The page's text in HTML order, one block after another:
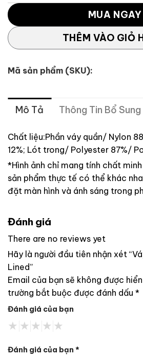
THÊM VÀO GIỎ
MUA NGAY
Mã sản phẩm (SKU):
Mô Tả Thông Tin Bổ Sung
Chất liệu:Phần váy quần/ Nylon
12%; Lót trong/ Polyester 87%/
*Hình ảnh chỉ mang tính chất
sản phẩm thực tế có thể khác
đặt màn hình và ánh sáng trong
Đánh giá
There are no reviews yet
Hãy là người đầu tiên nhận xét
Lined”
Email của bạn sẽ không được
trường bắt buộc được đánh dấu *
Đánh giá của bạn
Đánh giá của bạn *